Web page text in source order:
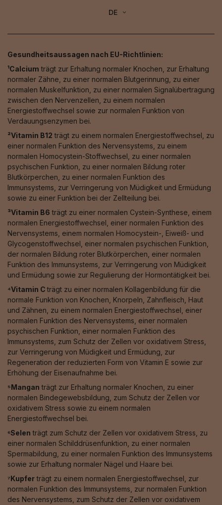
DE
Gesundheitsaussagen nach EU-Richtlinien:
¹Calcium trägt zur Erhaltung normaler Knochen, zur Erhaltung
normaler Zähne, zu einer normalen Blutgerinnung, zu einer
normalen Muskelfunktion, zu einer normalen Signalübertragung
zwischen den Nervenzellen, zu einem normalen
Energiestoffwechsel sowie zur normalen Funktion von
Verdauungsenzymen bei.
²Vitamin B12 trägt zu einem normalen Energiestoffwechsel, zu
einer normalen Funktion des Nervensystems, zu einem
normalen Homocystein-Stoffwechsel, zu einer normalen
psychischen Funktion, zu einer normalen Bildung roter
Blutkörperchen, zu einer normalen Funktion des
Immunsystems, zur Verringerung von Müdigkeit und Ermüdung
sowie zu einer Funktion bei der Zellteilung bei.
³Vitamin B6 trägt zu einer normalen Cystein-Synthese, einem
normalen Energiestoffwechsel, einer normalen Funktion des
Nervensystems, einem normalen Homocystein-, Eiweiß- und
Glycogenstoffwechsel, einer normalen psychischen Funktion,
der normalen Bildung roter Blutkörperchen, einer normalen
Funktion des Immunsystems, zur Verringerung von Müdigkeit
und Ermüdung sowie zur Regulierung der Hormontätigkeit bei.
⁴Vitamin Cträgt zu einer normalen Kollagenbildung für die
normale Funktion von Knochen, Knorpeln, Zahnfleisch, Haut
und Zähnen, zu einem normalen Energiestoffwechsel, einer
normalen Funktion des Nervensystems, einer normalen
psychischen Funktion, einer normalen Funktion des
Immunsystems, zum Schutz der Zellen vor oxidativem Stress,
zur Verringerung von Müdigkeit und Ermüdung, zur
Regeneration der reduzierten Form von Vitamin E sowie zur
Erhöhung der Eisenaufnahme bei.
⁵Mangan trägt zur Erhaltung normaler Knochen, zu einer
normalen Bindegewebsbildung, zum Schutz der Zellen vor
oxidativem Stress sowie zu einem normalen
Energiestoffwechsel bei.
⁶Selen trägt zum Schutz der Zellen vor oxidativem Stress, zu
einer normalen Schilddrüsenfunktion, zu einer normalen
Spermabildung, zu einer normalen Funktion des Immunsystems
sowie zur Erhaltung normaler Nägel und Haare bei.
⁷Kupferträgt zu einem normalen Energiestoffwechsel, zur
normalen Funktion des Immunsystems, zur normalen Funktion
des Nervensystems, zum Schutz der Zellen vor oxidativem